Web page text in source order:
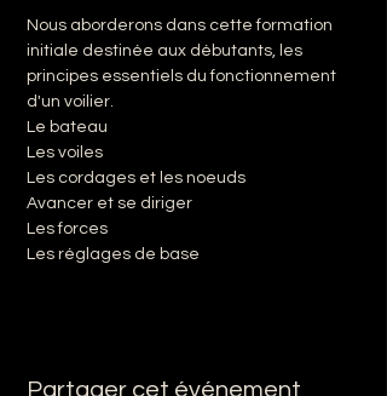
Nous aborderons dans cette formation
initiale destinée aux débutants, les
principes essentiels du fonctionnement
d'un voilier.
Le bateau
Les voiles
Les cordages et les noeuds
Avancer et se diriger
Les forces
Les réglages de base
Partager cet événement